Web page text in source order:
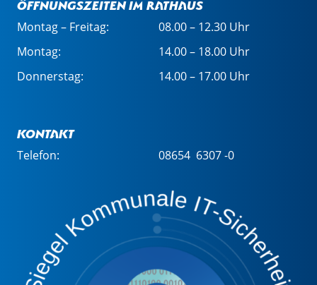
Öffnungszeiten im Rathaus
Montag – Freitag:
08.00 – 12.30 Uhr
Montag:
14.00 – 18.00 Uhr
Donnerstag:
14.00 – 17.00 Uhr
Kontakt
Telefon: 08654 6307 -0